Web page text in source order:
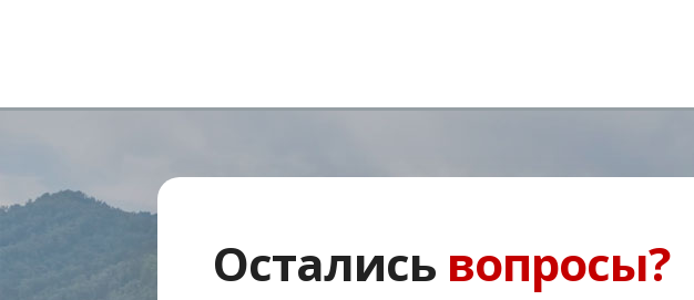
Остались вопросы?